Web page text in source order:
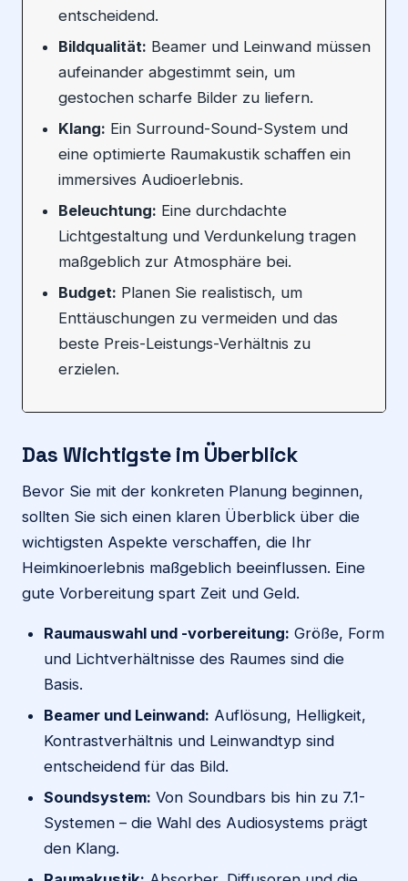
entscheidend.
Bildqualität: Beamer und Leinwand müssen
aufeinander abgestimmt sein, um
gestochen scharfe Bilder zu liefern.
Klang: Ein Surround-Sound-System und
eine optimierte Raumakustik schaffen ein
immersives Audioerlebnis.
Beleuchtung: Eine durchdachte
Lichtgestaltung und Verdunkelung tragen
maßgeblich zur Atmosphäre bei.
Budget: Planen Sie realistisch, um
Enttäuschungen zu vermeiden und das
beste Preis-Leistungs-Verhältnis zu
erzielen.
Das Wichtigste im Überblick
Bevor Sie mit der konkreten Planung beginnen,
sollten Sie sich einen klaren Überblick über die
wichtigsten Aspekte verschaffen, die Ihr
Heimkinoerlebnis maßgeblich beeinflussen. Eine
gute Vorbereitung spart Zeit und Geld.
Raumauswahl und -vorbereitung: Größe, Form
und Lichtverhältnisse des Raumes sind die
Basis.
Beamer und Leinwand: Auflösung, Helligkeit,
Kontrastverhältnis und Leinwandtyp sind
entscheidend für das Bild.
Soundsystem: Von Soundbars bis hin zu 7.1-
Systemen – die Wahl des Audiosystems prägt
den Klang.